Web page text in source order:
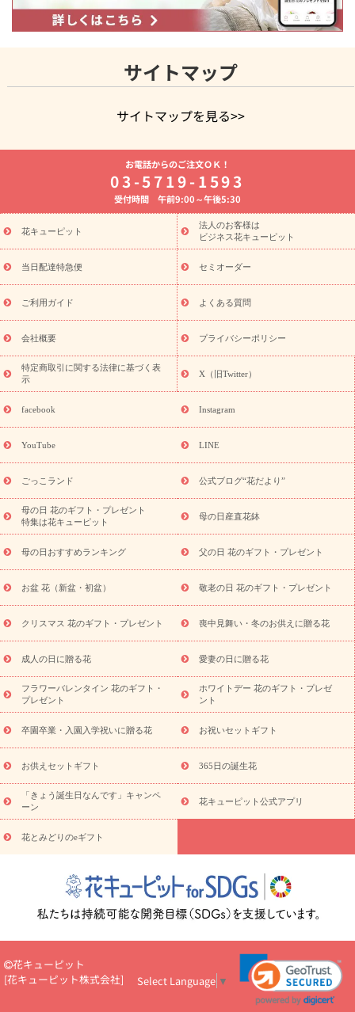
サイトマップ
サイトマップを見る>>
よく贈られる花
お祝いの花特集
誕生日フラワーギフト特集
8月の誕生花(トルコキキョウ)
開店・開業祝い
お供え・お悔やみ お供え・お悔やみの花
通夜・葬儀に贈る花 胡蝶蘭・花鉢
ーブドフラワー
季節のイベント
ひまわり ギフト・プレゼント
特集
お盆 花（新盆・初盆） 季節のイベント
お盆 花（新
盆・初盆）
お盆 花（新盆・初盆）
お盆・お供え 花とセットギ
フト
お盆・お供え プリザーブドフラワー
ひまわり ギフト・プ
レゼント特集
夏の花贈り・お中元・暑中見舞い 花のギフト特集
敬老の日におくる花ギフト・プレゼント特集
花ギフト・プレゼント特集
敬老の日 花のおすすめランキング
敬
老の日 花鉢植えのギフト・プレゼント特集
敬老の日 花とセットギ
フト・プレゼント特集
敬老の日の花 全てのギフト一覧
キャン
ペーン
映画『ウォーターガーディアンズ』コラボキャンペーン
「きょう誕生日なんです」キャンペーン
誕生日の花を探す
誕生日フラワーギフト 誕生日フラワーギフト特集
(トルコキキョウ)
9月の誕生花(リンドウ)
ら探す
お祝いの花特集 当日配達特急便 お祝い商品一覧
念日
結婚祝い 出産祝い 退院祝い・快気祝い
寿祝い
プチギフト ペットのお祝いフラワー
供え・お悔やみ商品一覧
お供え・お悔やみの花
四十九日法要以
お供え プリザーブドフラワー
ペットのお供えフラワー
お盆（新
盆・初盆）
その他 お祝い返し お見舞い
お取り寄せギフト
ビジネス用
ご自宅用 観葉植物 ミディ胡蝶蘭
プリザーブ
ドフラワー
スタイルから探す アレンジメント 花束
スタ
ンド花
お祝い お供え・お悔やみ 胡蝶蘭 胡蝶蘭・花鉢
ディ胡蝶蘭・お祝い
ミディ胡蝶蘭・お供え
世界初の青色胡蝶蘭
観葉植物
観葉植物 産直多肉植物
プリザーブドフラワー
お祝い
お供え・お悔やみ 花とセットギフト
セミオーダー
プチギフト（hanamore -ハナモア-）
花とみどりのeギフト
キューピットのeGfit
カラー ピンク イエローオレンジ
レッ
ド
お花の種類 トルコキキョウ
お祝い お祝い・3000円～ お祝い・4000円～
お祝い・
5000円～
お祝い・7000円～ お祝い・ 10000円～
お供え・お
悔やみ
円～
お供え・お悔やみ・
いのマナー
定年退職祝いのマナー
お祝いを贈るときのマナー・
花キューピットのお祝いコラム一覧
誕生日のお花を「色
彩心理学」で選ぶ方法
結婚祝いの予算相場
出産祝いお役立ち情
ール
新築引っ越し祝いコラム お祝い花のマナー総まとめ
職
場上司や先輩へ贈るお祝い花の正解は？
開店祝いの花 選び方ガイ
お電話からのご注文ＯＫ！
03-5719-1593
受付時間 午前9:00～午後5:30
花キューピット
法人のお客様は
ビジネス花キューピット
当日配達特急便 セミオーダー
ご利用ガイド よくある質問
会社概要 プライバシーポリシー
特定商取引に関する法律に基づく表
示
X（旧Twitter）
facebook Instagram
YouTube LINE
ごっこランド 公式ブログ“花だより”
母の日 花のギフト・プレゼント
特集は花キューピット
母の日産直花鉢
母の日おすすめランキング 父の日 花のギフト・プレゼント
お盆 花（新盆・初盆） 敬老の日 花のギフト・プレゼント
クリスマス 花のギフト・プレゼント 喪中見舞い・冬のお供えに贈る花
成人の日に贈る花 愛妻の日に贈る花
フラワーバレンタイン 花のギフト・
プレゼント
ホワイトデー 花のギフト・プレゼ
ント
卒園卒業・入園入学祝いに贈る花 お祝いセットギフト
お供えセットギフト 365日の誕生花
「きょう誕生日なんです」キャンペ
ーン
花キューピット公式アプリ
花とみどりのeギフト
花キューピット
[花キューピット株式会社] Select Language ▼